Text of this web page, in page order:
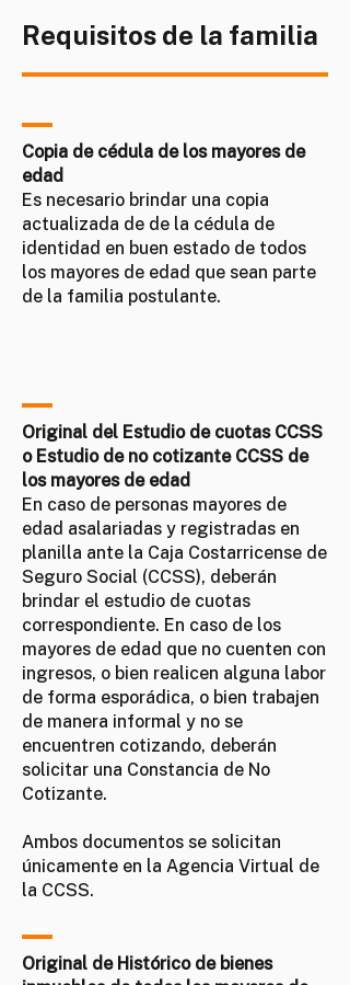
Requisitos de la familia
Copia de cédula de los mayores de
edad
Es necesario brindar una copia
actualizada de de la cédula de
identidad en buen estado de todos
los mayores de edad que sean parte
de la familia postulante.
Original del Estudio de cuotas CCSS
o Estudio de no cotizante CCSS de
los mayores de edad
En caso de personas mayores de
edad asalariadas y registradas en
planilla ante la Caja Costarricense de
Seguro Social (CCSS), deberán
brindar el estudio de cuotas
correspondiente. En caso de los
mayores de edad que no cuenten con
ingresos, o bien realicen alguna labor
de forma esporádica, o bien trabajen
de manera informal y no se
encuentren cotizando, deberán
solicitar una Constancia de No
Cotizante.
Ambos documentos se solicitan
únicamente en la Agencia Virtual de
la CCSS.
Original de Histórico de bienes